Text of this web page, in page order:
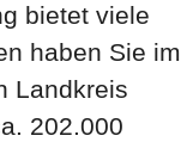
bietet viele
haben Sie im
Landkreis
202.000